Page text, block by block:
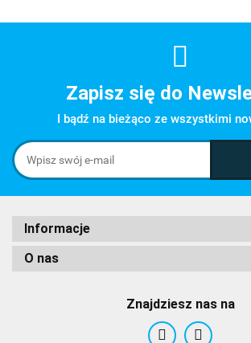
Zapisz się do
I bądź na bieżąco ze wszystkimi
Informacje
O nas
Znajdziesz nas na